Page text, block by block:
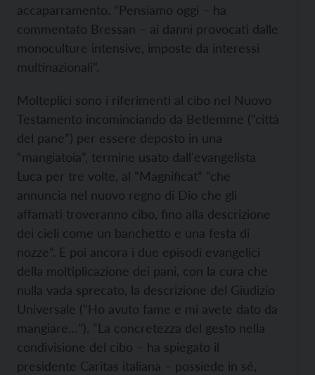
accaparramento. “Pensiamo oggi – ha
commentato Bressan – ai danni provocati dalle
monoculture intensive, imposte da interessi
multinazionali”.
Molteplici sono i riferimenti al cibo nel Nuovo
Testamento incominciando da Betlemme (“città
del pane”) per essere deposto in una
“mangiatoia”, termine usato dall'evangelista
Luca per tre volte, al “Magnificat” “che
annuncia nel nuovo regno di Dio che gli
affamati troveranno cibo, fino alla descrizione
dei cieli come un banchetto e una festa di
nozze”. E poi ancora i due episodi evangelici
della moltiplicazione dei pani, con la cura che
nulla vada sprecato, la descrizione del Giudizio
Universale (“Ho avuto fame e mi avete dato da
mangiare…”). “La concretezza del gesto nella
condivisione del cibo – ha spiegato il
presidente Caritas italiana – possiede in sé,